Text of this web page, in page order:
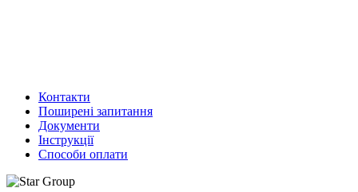
Контакти
Поширені запитання
Документи
Інструкції
Способи оплати